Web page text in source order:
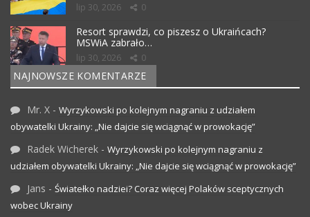
lip 30, 2026 0
Resort sprawdzi, co piszesz o Ukraińcach?
MSWiA zabrało…
lip 30, 2026 0
NAJNOWSZE KOMENTARZE
Mr. X - Wyrzykowski po kolejnym nagraniu z udziałem
obywatelki Ukrainy: „Nie dajcie się wciągnąć w prowokację”
Radek Wicherek - Wyrzykowski po kolejnym nagraniu z
udziałem obywatelki Ukrainy: „Nie dajcie się wciągnąć w prowokację”
Jans - Światełko nadziei? Coraz więcej Polaków sceptycznych
wobec Ukrainy